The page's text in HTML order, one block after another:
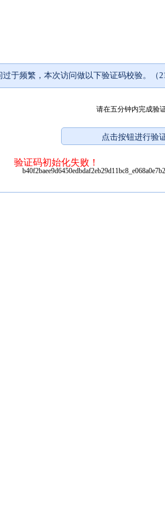
过于频繁，本次访问做以下验证码校验。（
请在五分钟内完成验
验证码初始化失败！